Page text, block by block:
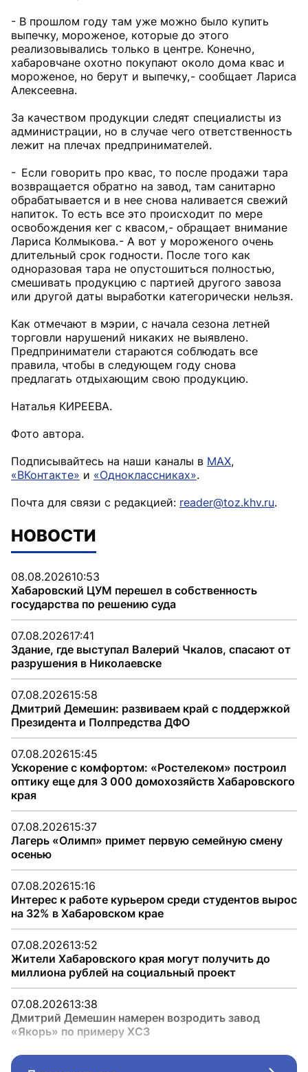
- В прошлом году там уже можно было купить
выпечку, мороженое, которые до этого
реализовывались только в центре. Конечно,
хабаровчане охотно покупают около дома квас и
мороженое, но берут и выпечку, - сообщает Лариса
Алексеевна.
За качеством продукции следят специалисты из
администрации, но в случае чего ответственность
лежит на плечах предпринимателей.
- Если говорить про квас, то после продажи тара
возвращается обратно на завод, там санитарно
обрабатывается и в нее снова наливается свежий
напиток. То есть все это происходит по мере
освобождения кег с квасом, - обращает внимание
Лариса Колмыкова. - А вот у мороженого очень
длительный срок годности. После того как
одноразовая тара не опустошиться полностью,
смешивать продукцию с партией другого завоза
или другой даты выработки категорически нельзя.
Как отмечают в мэрии, с начала сезона летней
торговли нарушений никаких не выявлено.
Предприниматели стараются соблюдать все
правила, чтобы в следующем году снова
предлагать отдыхающим свою продукцию.
Наталья КИРЕЕВА.
Фото автора.
Подписывайтесь на наши каналы в MAX,
«ВКонтакте» и «Одноклассниках».
Почта для связи с редакцией: reader@toz.khv.ru.
НОВОСТИ
08.08.202610:53
Хабаровский ЦУМ перешел в собственность
государства по решению суда
07.08.202617:41
Здание, где выступал Валерий Чкалов, спасают от
разрушения в Николаевске
07.08.202615:58
Дмитрий Демешин: развиваем край с поддержкой
Президента и Полпредства ДФО
07.08.202615:45
Ускорение с комфортом: «Ростелеком» построил
оптику еще для 3 000 домохозяйств Хабаровского
края
07.08.202615:37
Лагерь «Олимп» примет первую семейную смену
осенью
07.08.202615:16
Интерес к работе курьером среди студентов вырос
на 32% в Хабаровском крае
07.08.202613:52
Жители Хабаровского края могут получить до
миллиона рублей на социальный проект
07.08.202613:38
Дмитрий Демешин намерен возродить завод
«Якорь» по примеру ХСЗ